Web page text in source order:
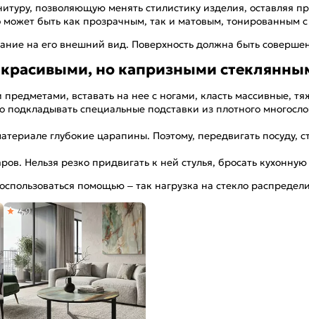
позволяющую менять стилистику изделия, оставляя
быть как прозрачным, так и матовым, тонированным
на его внешний вид. Поверхность должна быть
но капризными
предметами, вставать на нее с ногами, класть массивные,
специальные подставки из плотного
глубокие царапины. Поэтому, передвигать посуду,
Нельзя резко придвигать к ней стулья, бросать
помощью – так нагрузка на стекло
4,9